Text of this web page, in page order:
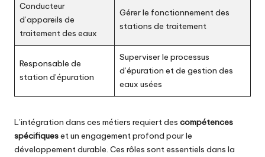
Conducteur
d’appareils de
traitement des eaux
Gérer le fonctionnement des
stations de traitement
Responsable de
station d’épuration
Superviser le processus
d’épuration et de gestion des
eaux usées
L’intégration dans ces métiers requiert des compétences
spécifiqueset un engagement profond pour le
développement durable. Ces rôles sont essentiels dans la